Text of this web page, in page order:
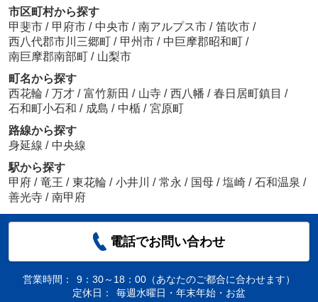
市区町村から探す
甲斐市 / 甲府市 / 中央市 / 南アルプス市 / 笛吹市 /
西八代郡市川三郷町 / 甲州市 / 中巨摩郡昭和町 /
南巨摩郡南部町 / 山梨市
町名から探す
西花輪 / 万才 / 富竹新田 / 山寺 / 西八幡 / 春日居町鎮目 /
石和町小石和 / 成島 / 中楯 / 宮原町
路線から探す
身延線 / 中央線
駅から探す
甲府 / 竜王 / 東花輪 / 小井川 / 常永 / 国母 / 塩崎 / 石和温泉 /
善光寺 / 南甲府
電話でお問い合わせ
営業時間：
9：30～18：00（あなたのご都合に合わせます）
定休日：
毎週水曜日・年末年始・お盆